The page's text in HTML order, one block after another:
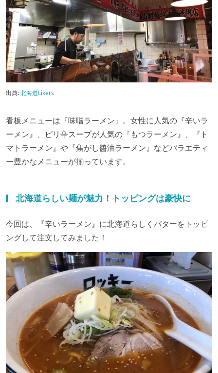
出典:北海道Likers
看板メニューは『味噌ラーメン』。女性に人気の『辛いラ
ーメン』、ピリ辛スープが人気の『もつラーメン』、『ト
マトラーメン』や『焦がし醬油ラーメン』などバラエティ
ー豊かなメニューが揃っています。
北海道らしい麺が魅力！トッピングは豪快に
今回は、『辛いラーメン』に北海道らしくバターをトッピ
ングして注文してみました！